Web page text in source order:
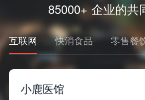
85000+ 企业的共
互联网 快消食品 零售餐
小鹿医馆